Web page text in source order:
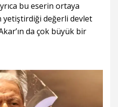
bu eserin ortaya
yetiştirdiği değerli devlet
da çok büyük bir